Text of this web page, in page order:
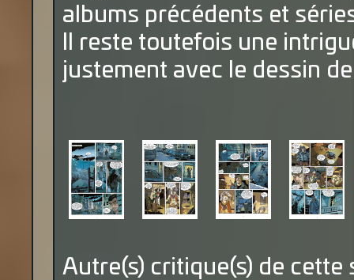
albums précédents et
Il reste toutefois une
justement avec le dessin
Autre(s) critique(s) de cette